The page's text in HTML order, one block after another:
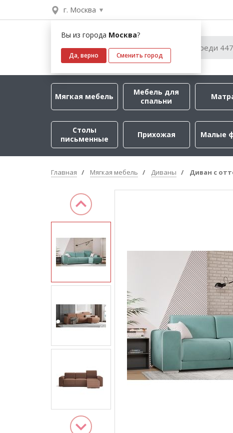
г. Москва
Вы из города Москва?
Да, верно Сменить город
Мягкая мебель
Мебель для
спальни
Столы
письменные
Прихожая Малые
Главная Мягкая мебель Диваны Диван с